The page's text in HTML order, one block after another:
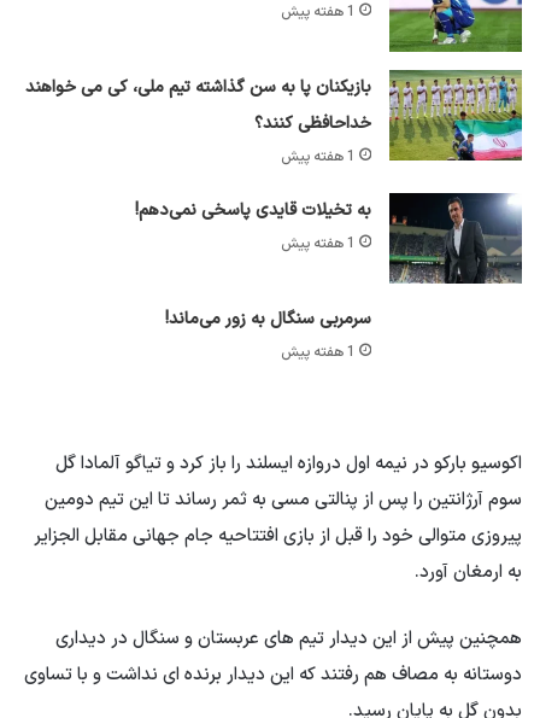
1 هفته پیش
بازیکنان پا به سن گذاشته تیم ملی، کی می خواهند
خداحافظی کنند؟
1 هفته پیش
به تخیلات قایدی پاسخی نمی‌دهم!
1 هفته پیش
سرمربی سنگال به زور می‌ماند!
1 هفته پیش
اکوسیو بارکو در نیمه اول دروازه ایسلند را باز کرد و تیاگو آلمادا گل
سوم آرژانتین را پس از پنالتی مسی به ثمر رساند تا این تیم دومین
پیروزی متوالی خود را قبل از بازی افتتاحیه جام جهانی مقابل الجزایر
به ارمغان آورد.
همچنین پیش از این دیدار تیم های عربستان و سنگال در دیداری
دوستانه به مصاف هم رفتند که این دیدار برنده ای نداشت و با تساوی
بدون گل به پایان رسید.